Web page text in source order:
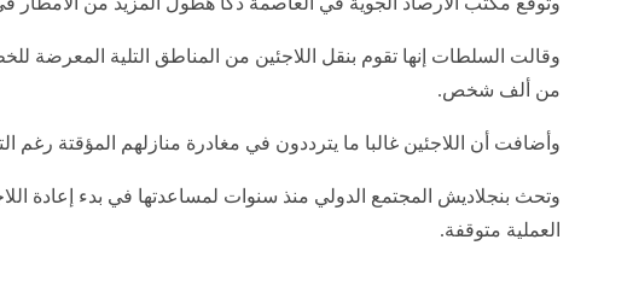
وقالت السلطات إنها تقوم بنقل اللاجئين من المناطق التلية المعرضة
من ألف شخص.
وأضافت أن اللاجئين غالبا ما يترددون في مغادرة منازلهم المؤقتة رغم
وتحث بنجلاديش المجتمع الدولي منذ سنوات لمساعدتها في بدء إعادة
العملية متوقفة.